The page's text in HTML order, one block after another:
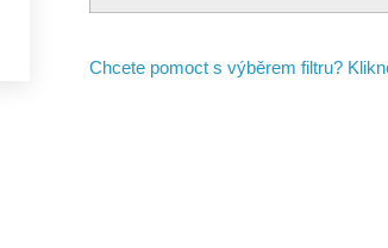
Chcete pomoct s výběrem filtru?